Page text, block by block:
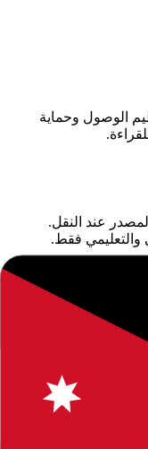
الوصول وحماية
عند النقل.
والتعليمي فقط.
الشاملة التي